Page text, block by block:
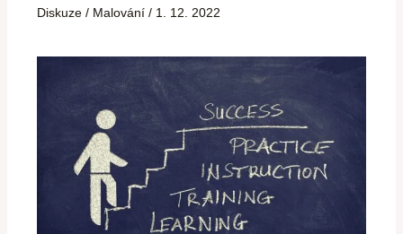
Diskuze / Malování / 1. 12. 2022